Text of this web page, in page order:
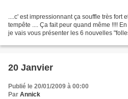
....c' est impressionnant ça souffle très fort
tempête .... Ça fait peur quand même !!!!
je vais vous présenter les 6 nouvelles
20 Janvier
Publié le 20/01/2009 à 00:00
Par Annick